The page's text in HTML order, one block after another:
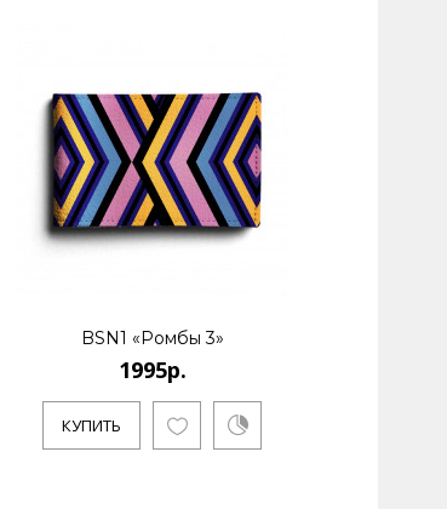
дизайна тканей и аксессуаров.
BSN1 «Ромбы 3»
1995р.
КУПИТЬ